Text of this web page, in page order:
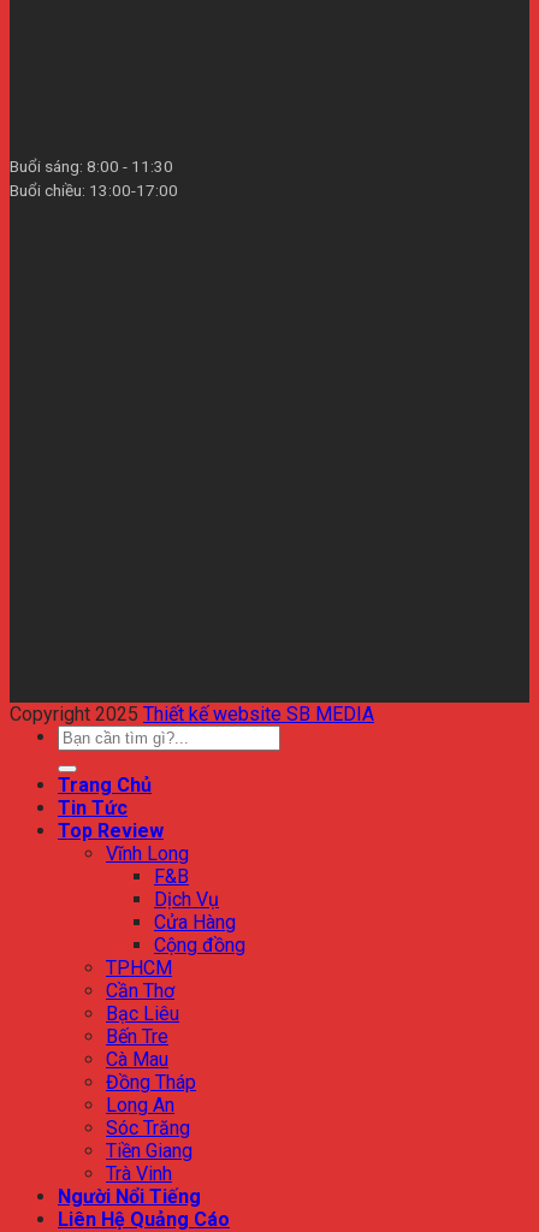
Buổi sáng: 8:00 - 11:30
Buổi chiều: 13:00-17:00
Copyright 2025 Thiết kế website SB MEDIA
Trang Chủ
Tin Tức
Top Review
Vĩnh Long
F&B
Dịch Vụ
Cửa Hàng
Cộng đồng
TPHCM
Cần Thơ
Bạc Liêu
Bến Tre
Cà Mau
Đồng Tháp
Long An
Sóc Trăng
Tiền Giang
Trà Vinh
Người Nổi Tiếng
Liên Hệ Quảng Cáo